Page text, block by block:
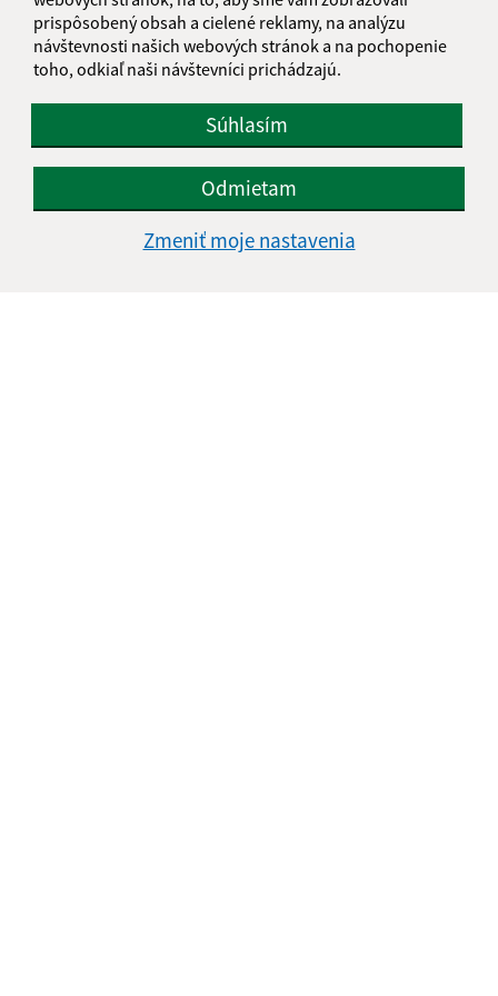
prispôsobený obsah a cielené reklamy, na analýzu
návštevnosti našich webových stránok a na pochopenie
toho, odkiaľ naši návštevníci prichádzajú.
Súhlasím
Odmietam
Zmeniť moje nastavenia
IČO: 00323322